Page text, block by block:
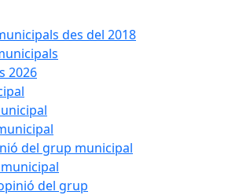
des del 2018
2026
del grup municipal
del grup